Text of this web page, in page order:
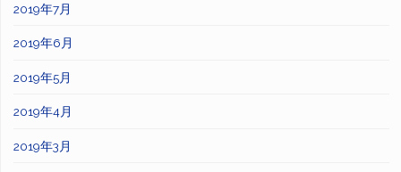
2019年7月
2019年6月
2019年5月
2019年4月
2019年3月